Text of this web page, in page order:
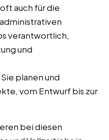
auch für die
verantwortlich,
und
Sie planen und
vom Entwurf bis zur
bei diesen